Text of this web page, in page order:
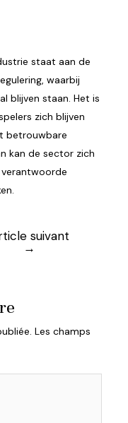
staat aan de
waarbij
blijven staan. Het is
zich blijven
betrouwbare
kan de sector zich
suivant
→
Les champs